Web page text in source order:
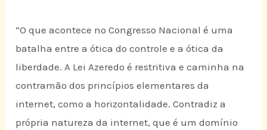
“O que acontece no Congresso Nacional é uma
batalha entre a ótica do controle e a ótica da
liberdade. A Lei Azeredo é restritiva e caminha na
contramão dos princípios elementares da
internet, como a horizontalidade. Contradiz a
própria natureza da internet, que é um domínio